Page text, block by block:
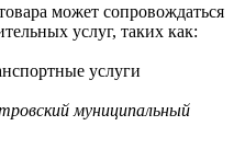
может сопровождаться
услуг, таких как:
услуги
муниципальный